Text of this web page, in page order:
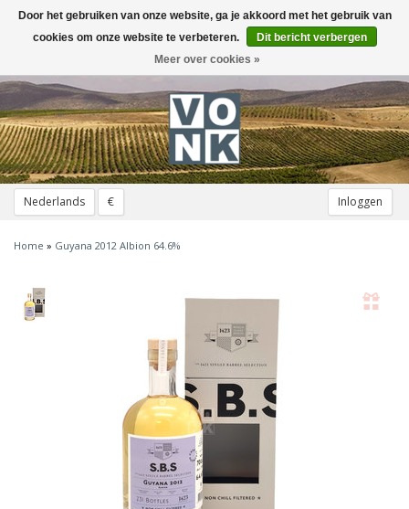
Nederlands € Inloggen
Toggle
navigation
Home » Guyana 2012 Albion 64.6%
Door het gebruiken van onze website, ga je akkoord met het gebruik van
cookies om onze website te verbeteren.
Dit bericht verbergen
Meer over cookies »